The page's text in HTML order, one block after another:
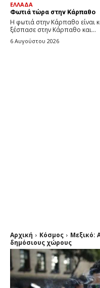
ΕΛΛΑΔΑ
Φωτιά τώρα στην Κάρπαθο
Η φωτιά στην Κάρπαθο είναι
ξέσπασε στην Κάρπαθο και...
6 Αυγούστου 2026